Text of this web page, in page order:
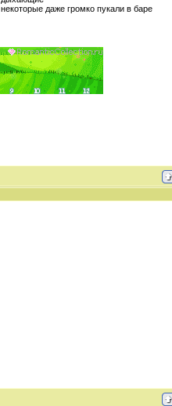
даже громко пукали в баре